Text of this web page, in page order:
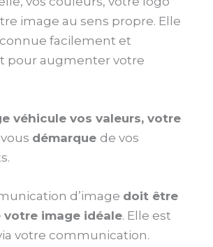
image au sens propre. Elle
facilement et
pour augmenter votre
véhicule vos valeurs, votre
démarque de vos
d’image doit être
votre image idéale. Elle est
votre communication.